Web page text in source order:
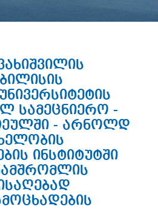
სამეცნიერო -
- არნოლდ
ინსტიტუტში